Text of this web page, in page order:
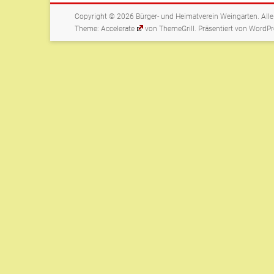
Copyright © 2026 Bürger- und Heimatverein Weingarten.
Theme: Accelerate von ThemeGrill. Präsentiert von